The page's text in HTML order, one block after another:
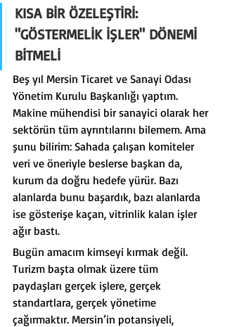
KISA BİR ÖZELEŞTİRİ:
"GÖSTERMELİK İŞLER" DÖNEMİ
BİTMELİ
Beş yıl Mersin Ticaret ve Sanayi Odası
Yönetim Kurulu Başkanlığı yaptım.
Makine mühendisi bir sanayici olarak her
sektörün tüm ayrıntılarını bilemem. Ama
şunu bilirim: Sahada çalışan komiteler
veri ve öneriyle beslerse başkan da,
kurum da doğru hedefe yürür. Bazı
alanlarda bunu başardık, bazı alanlarda
ise gösterişe kaçan, vitrinlik kalan işler
ağır bastı.
Bugün amacım kimseyi kırmak değil.
Turizm başta olmak üzere tüm
paydaşları gerçek işlere, gerçek
standartlara, gerçek yönetime
çağırmaktır. Mersin’in potansiyeli,